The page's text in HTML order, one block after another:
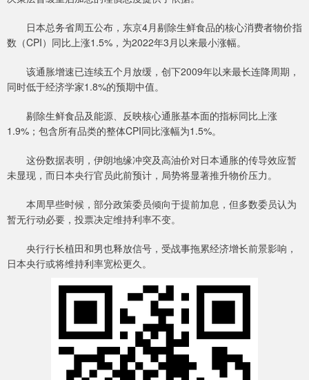
日本总务省周五公布，东京4月剔除生鲜食品的核心消费者物价指
数（CPI）同比上涨1.5%，为2022年3月以来最小涨幅。
该通胀增速已连续五个月放缓，创下2009年以来最长连降周期，
同时低于经济学家1.8%的预期中值。
剔除生鲜食品及能源、反映核心通胀基本面的指标同比上涨
1.9%；包含所有品类的整体CPI同比涨幅为1.5%。
这份数据表明，伊朗地缘冲突及高油价对日本通胀的传导效应暂
未显现，而日本央行官员此前预计，局势将显著推升物价压力。
本周早些时候，部分政策委员倾向于提前加息，但多数委员认为
暂无行动必要，投票决定维持利率不变。
央行行长植田和男也释放信号，受战事拖累经济增长前景影响，
日本央行或将维持利率宽松更久。